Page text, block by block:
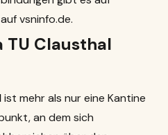
vsninfo.de.
TU Clausthal
ist mehr als nur eine Kantine
an dem sich